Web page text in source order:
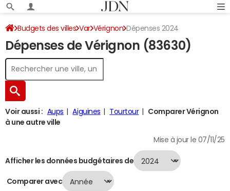
Budgets des villes Var Vérignon Dépenses 2024
Dépenses de Vérignon (83630)
Voir aussi : Aups Aiguines Tourtour
Comparer Vérignon
à une autre ville
Mise à jour le 07/11/25
Afficher les données budgétaires de
Comparer avec